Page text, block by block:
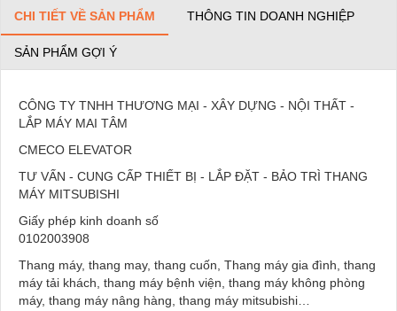
CHI TIẾT VỀ SẢN PHẨM THÔNG TIN DOANH NGHIỆP
SẢN PHẨM GỢI Ý
CÔNG TY TNHH THƯƠNG MẠI - XÂY DỰNG - NỘI THẤT -
LẮP MÁY MAI TÂM
CMECO ELEVATOR
TƯ VẤN - CUNG CẤP THIẾT BỊ - LẮP ĐẶT - BẢO TRÌ THANG
MÁY MITSUBISHI
Giấy phép kinh doanh số
0102003908
Thang máy, thang may, thang cuốn, Thang máy gia đình, thang
máy tải khách, thang máy bệnh viện, thang máy không phòng
máy, thang máy nâng hàng, thang máy mitsubishi…